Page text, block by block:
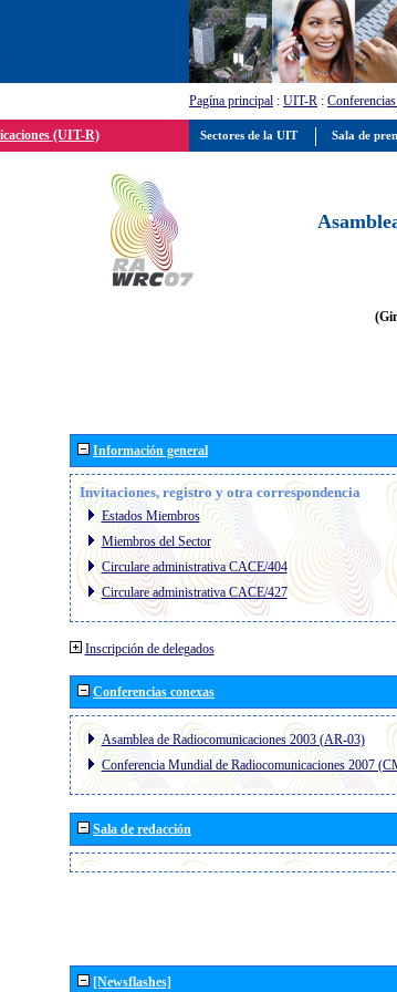
Pagína principal : UIT-R :
(UIT-R)
Información general
Invitaciones, registro y otra correspondencia
Estados Miembros
Miembros del Sector
Circulare administrativa CACE/404
Circulare administrativa CACE/427
Inscripción de delegados
Conferencias conexas
Asamblea de Radiocomunicaciones 2003 (AR-03)
Conferencia Mundial de Radiocomunicaciones 2007
Sala de redacción
[Newsflashes]
Sectores de la UIT Sala de